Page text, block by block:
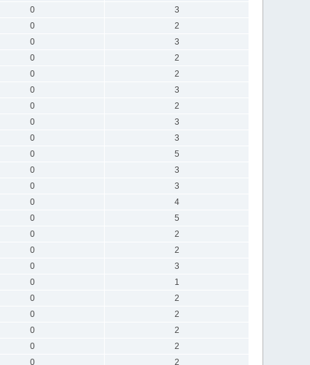
0
3
0
2
0
3
0
2
0
2
0
3
0
2
0
3
0
3
0
5
0
3
0
3
0
4
0
5
0
2
0
2
0
3
0
1
0
2
0
2
0
2
0
2
0 2